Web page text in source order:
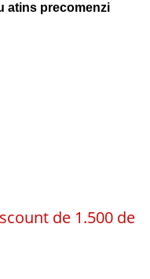
atins precomenzi
de 1.500 de